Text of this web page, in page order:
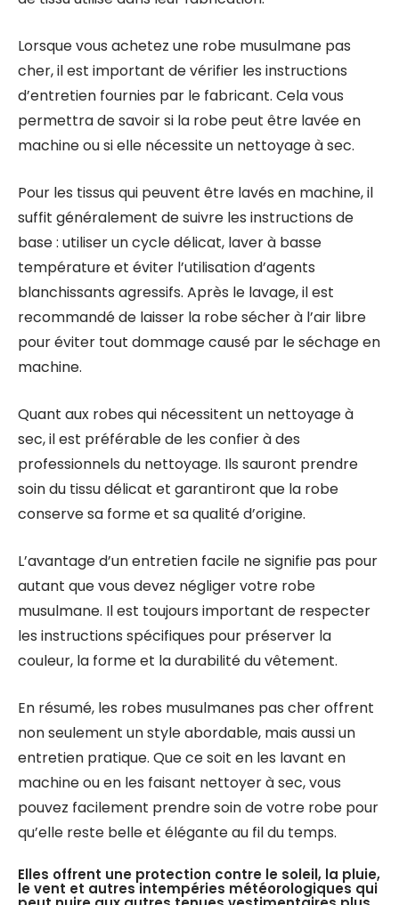
Lorsque vous achetez une robe musulmane pas
cher, il est important de vérifier les instructions
d’entretien fournies par le fabricant. Cela vous
permettra de savoir si la robe peut être lavée en
machine ou si elle nécessite un nettoyage à sec.
Pour les tissus qui peuvent être lavés en machine, il
suffit généralement de suivre les instructions de
base : utiliser un cycle délicat, laver à basse
température et éviter l’utilisation d’agents
blanchissants agressifs. Après le lavage, il est
recommandé de laisser la robe sécher à l’air libre
pour éviter tout dommage causé par le séchage en
machine.
Quant aux robes qui nécessitent un nettoyage à
sec, il est préférable de les confier à des
professionnels du nettoyage. Ils sauront prendre
soin du tissu délicat et garantiront que la robe
conserve sa forme et sa qualité d’origine.
L’avantage d’un entretien facile ne signifie pas pour
autant que vous devez négliger votre robe
musulmane. Il est toujours important de respecter
les instructions spécifiques pour préserver la
couleur, la forme et la durabilité du vêtement.
En résumé, les robes musulmanes pas cher offrent
non seulement un style abordable, mais aussi un
entretien pratique. Que ce soit en les lavant en
machine ou en les faisant nettoyer à sec, vous
pouvez facilement prendre soin de votre robe pour
qu’elle reste belle et élégante au fil du temps.
Elles offrent une protection contre le soleil, la pluie,
le vent et autres intempéries météorologiques qui